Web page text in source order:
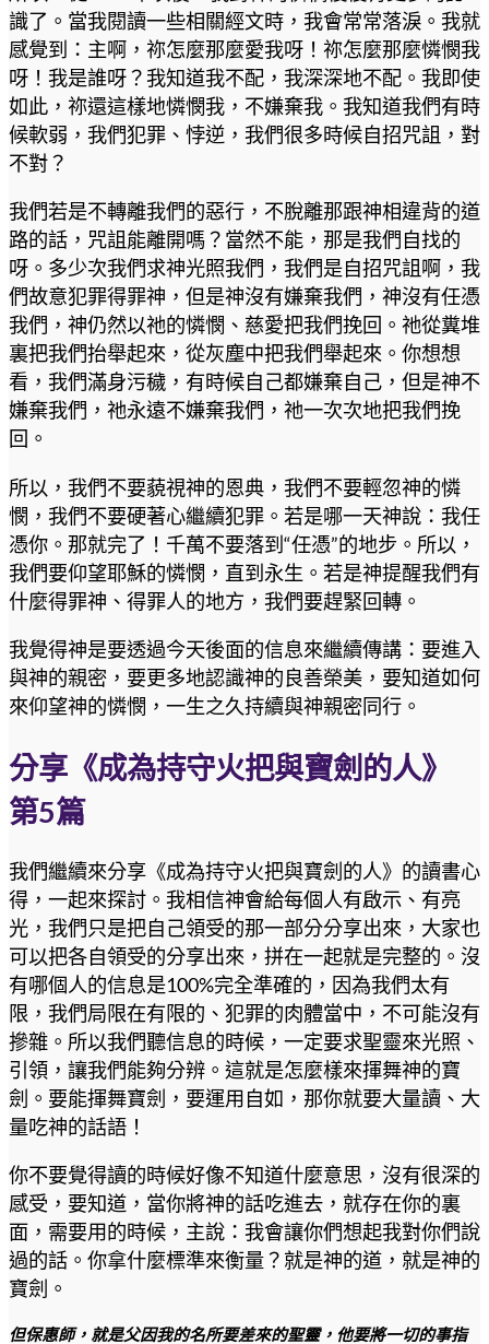
識了。當我閱讀一些相關經文時，我會常常落淚。我就
感覺到：主啊，祢怎麼那麼愛我呀！祢怎麼那麼憐憫我
呀！我是誰呀？我知道我不配，我深深地不配。我即使
如此，祢還這樣地憐憫我，不嫌棄我。我知道我們有時
候軟弱，我們犯罪、悖逆，我們很多時候自招咒詛，對
不對？
我們若是不轉離我們的惡行，不脫離那跟神相違背的道
路的話，咒詛能離開嗎？當然不能，那是我們自找的
呀。多少次我們求神光照我們，我們是自招咒詛啊，我
們故意犯罪得罪神，但是神沒有嫌棄我們，神沒有任憑
我們，神仍然以祂的憐憫、慈愛把我們挽回。祂從糞堆
裏把我們抬舉起來，從灰塵中把我們舉起來。你想想
看，我們滿身污穢，有時候自己都嫌棄自己，但是神不
嫌棄我們，祂永遠不嫌棄我們，祂一次次地把我們挽
回。
所以，我們不要藐視神的恩典，我們不要輕忽神的憐
憫，我們不要硬著心繼續犯罪。若是哪一天神說：我任
憑你。那就完了！千萬不要落到“任憑”的地步。所以，
我們要仰望耶穌的憐憫，直到永生。若是神提醒我們有
什麼得罪神、得罪人的地方，我們要趕緊回轉。
我覺得神是要透過今天後面的信息來繼續傳講：要進入
與神的親密，要更多地認識神的良善榮美，要知道如何
來仰望神的憐憫，一生之久持續與神親密同行。
分享《成為持守火把與寶劍的人》
第5篇
我們繼續來分享《成為持守火把與寶劍的人》的讀書心
得，一起來探討。我相信神會給每個人有啟示、有亮
光，我們只是把自己領受的那一部分分享出來，大家也
可以把各自領受的分享出來，拼在一起就是完整的。沒
有哪個人的信息是100%完全準確的，因為我們太有
限，我們局限在有限的、犯罪的肉體當中，不可能沒有
摻雜。所以我們聽信息的時候，一定要求聖靈來光照、
引領，讓我們能夠分辨。這就是怎麼樣來揮舞神的寶
劍。要能揮舞寶劍，要運用自如，那你就要大量讀、大
量吃神的話語！
你不要覺得讀的時候好像不知道什麼意思，沒有很深的
感受，要知道，當你將神的話吃進去，就存在你的裏
面，需要用的時候，主說：我會讓你們想起我對你們說
過的話。你拿什麼標準來衡量？就是神的道，就是神的
寶劍。
但保惠師，就是父因我的名所要差來的聖靈，他要將一切的事指